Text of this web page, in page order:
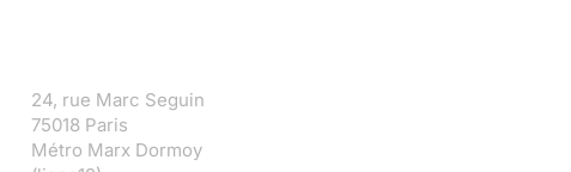
24, rue Marc Seguin
75018 Paris
Métro Marx Dormoy